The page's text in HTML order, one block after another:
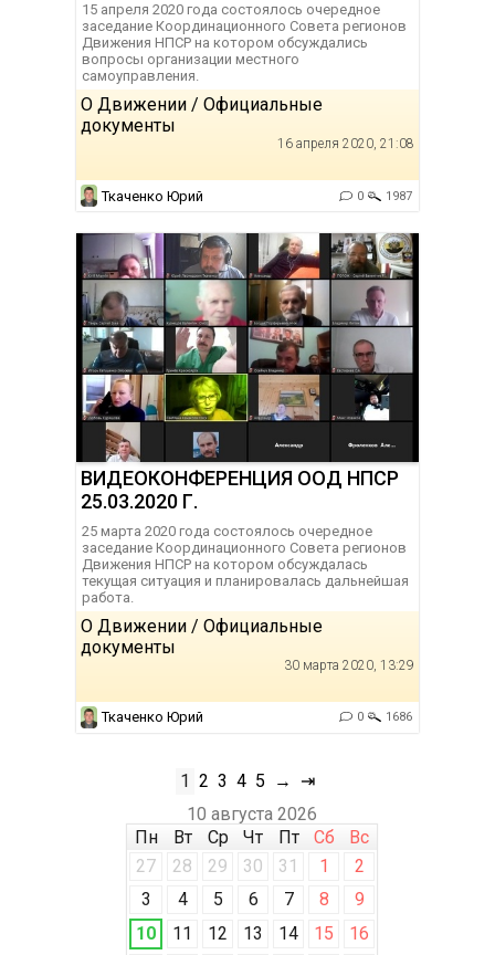
15 апреля 2020 года состоялось очередное
заседание Координационного Совета регионов
Движения НПСР на котором обсуждались
вопросы организации местного
самоуправления.
О Движении / Официальные
документы
16 апреля 2020, 21:08
Ткаченко Юрий 0 1987
ВИДЕОКОНФЕРЕНЦИЯ ООД НПСР
25.03.2020 Г.
25 марта 2020 года состоялось очередное
заседание Координационного Совета регионов
Движения НПСР на котором обсуждалась
текущая ситуация и планировалась дальнейшая
работа.
О Движении / Официальные
документы
30 марта 2020, 13:29
Ткаченко Юрий 0 1686
1 2 3 4 5 →
⇥
10 августа 2026
Пн
Вт Ср Чт Пт Сб
Вс
27
28 29 30 31 1
2
3
4 5 6 7 8
9
10
11 12 13 14 15
16